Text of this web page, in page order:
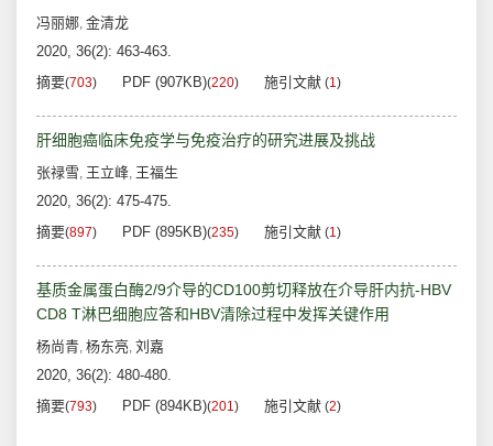
冯丽娜, 金清龙
2020, 36(2): 463-463.
摘要(703) PDF (907KB)(220) 施引文献 (1)
肝细胞癌临床免疫学与免疫治疗的研究进展及挑战
张禄雪, 王立峰, 王福生
2020, 36(2): 475-475.
摘要(897) PDF (895KB)(235) 施引文献 (1)
基质金属蛋白酶2/9介导的CD100剪切释放在介导肝内抗-HBV
CD8 T淋巴细胞应答和HBV清除过程中发挥关键作用
杨尚青, 杨东亮, 刘嘉
2020, 36(2): 480-480.
摘要(793) PDF (894KB)(201) 施引文献 (2)